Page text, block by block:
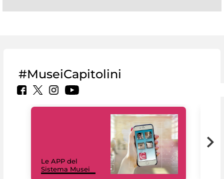
#MuseiCapitolini
Le APP del
Sistema Musei